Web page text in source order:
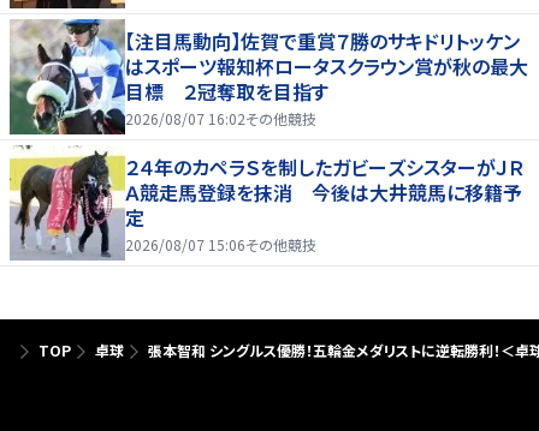
【注目馬動向】佐賀で重賞７勝のサキドリトッケン
はスポーツ報知杯ロータスクラウン賞が秋の最大
目標 ２冠奪取を目指す
2026/08/07 16:02その他競技
２４年のカペラＳを制したガビーズシスターがＪＲ
Ａ競走馬登録を抹消 今後は大井競馬に移籍予
定
2026/08/07 15:06その他競技
TOP 卓球 張本智和 シングルス優勝！五輪金メダリストに逆転勝利！＜卓